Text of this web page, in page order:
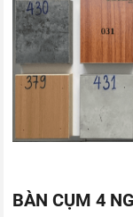
BÀN CỤM 4